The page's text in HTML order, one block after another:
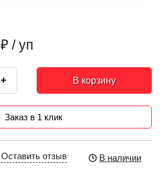
₽ / уп
+ В корзину
Заказ в 1 клик
Оставить отзыв В наличии